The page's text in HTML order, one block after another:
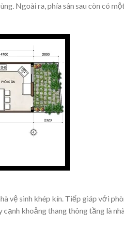
Ngoài ra, phía sân sau còn có
vệ sinh khép kín. Tiếp giáp với
cạnh khoảng thang thông tầng là